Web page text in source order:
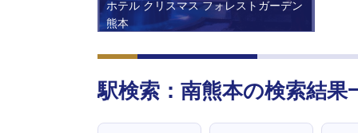
ホテル クリスマス フォレストガーデン
熊本
駅検索： 南熊本の検索結果